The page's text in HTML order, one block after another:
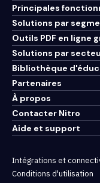
Principales
Solutions par
Outils PDF en ligne
Solutions par
Bibliothèque
Partenaires
À propos
Contacter Nitro
Aide et support
Intégrations et
Conditions d'utilisation